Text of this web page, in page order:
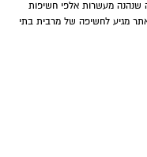
מגוונים, תוך
והקהילה.
להשכלה
שנהנה מעשרות אלפי חשיפות
מגיע לחשיפה של מרבית בתי